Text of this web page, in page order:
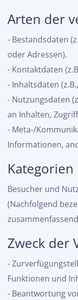
Arten der
- Bestandsdaten
oder Adressen).
- Kontaktdaten
- Inhaltsdaten
- Nutzungsdaten
an Inhalten,
- Meta-/
Informationen,
Besucher und
(Nachfolgend
Zweck der
-
Funktionen und
- Beantwortung